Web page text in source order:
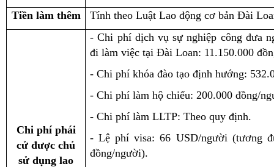
Tiền làm thêm
Tính theo Luật Lao động cơ bản Đài
Chi phí phái
cử được chủ
sử dụng lao
- Chi phí dịch vụ sự nghiệp công đưa
đi làm việc tại Đài Loan: 11.150.000
- Chi phí khóa đào tạo định hướng:
- Chi phí làm hộ chiếu: 200.000 đồng/
- Chi phí làm LLTP: Theo quy định.
- Lệ phí visa: 66 USD/người (tương
đồng/người).